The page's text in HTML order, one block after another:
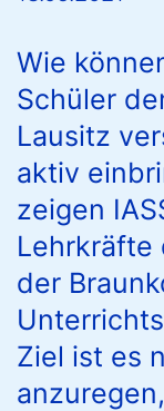
Wie
Schüler
Lausitz
aktiv
zeigen
Lehrkräfte
der
Ziel ist es